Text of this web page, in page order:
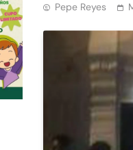
Pepe Reyes